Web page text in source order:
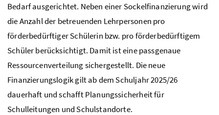
Bedarf ausgerichtet. Neben einer Sockelfinanzierung wird
die Anzahl der betreuenden Lehrpersonen pro
förderbedürftiger Schülerin bzw. pro förderbedürftigem
Schüler berücksichtigt. Damit ist eine passgenaue
Ressourcenverteilung sichergestellt. Die neue
Finanzierungslogik gilt ab dem Schuljahr 2025/26
dauerhaft und schafft Planungssicherheit für
Schulleitungen und Schulstandorte.